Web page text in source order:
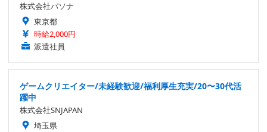
株式会社パソナ
東京都
時給2,000円
派遣社員
ゲームクリエイター/未経験歓迎/福利厚生充実/20〜30代活
躍中
株式会社SNJAPAN
埼玉県